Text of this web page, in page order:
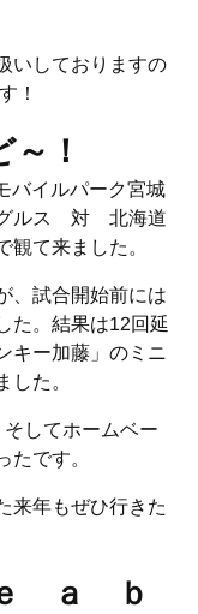
いしておりますの
！
！
バイルパーク宮城
グルス 対 北海道
観て来ました。
、試合開始前には
た。結果は12回延
キー加藤」のミニ
した。
してホームベー
たです。
来年もぜひ行きた
ａ ｂ